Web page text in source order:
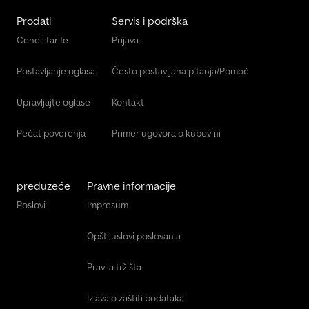
Prodati
Cene i tarife
Postavljanje oglasa
Upravljajte oglase
Pečat poverenja
Servis i podrška
Prijava
Često postavljana pitanja/Pomoć
Kontakt
Primer ugovora o kupovini
preduzeće
Poslovi
Pravne informacije
Impresum
Opšti uslovi poslovanja
Pravila tržišta
Izjava o zaštiti podataka